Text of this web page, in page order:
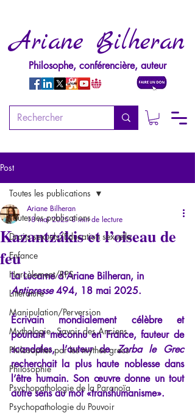
Ariane Bilheran
Philosophe, conférencière, auteur
Post
Toutes les publications
Droits sexuels/Education sexuelle
Enfance
Harcèlement/RPS
Littérature
Manipulation/Perversion
Mythologie - Savoir des Anciens
Philosopher par les mythes grecs
Philosophie
Psychopathologie de la Paranoïa
Psychopathologie du Pouvoir
Toutes les publications
Kazantzákis et l’oiseau de
feu
Ariane Bilheran
18 mai 2025 8 min de lecture
La Lucarne d'Ariane Bilheran, in
Antipresse 494, 18 mai 2025.
Écrivain mondialement célèbre et
pourtant méconnu en France, fauteur de
scandales, l’auteur de Zorba le Grec
recherchait la plus haute noblesse dans
l’être humain. Son œuvre donne un tout
autre sens au mot «transhumanisme».